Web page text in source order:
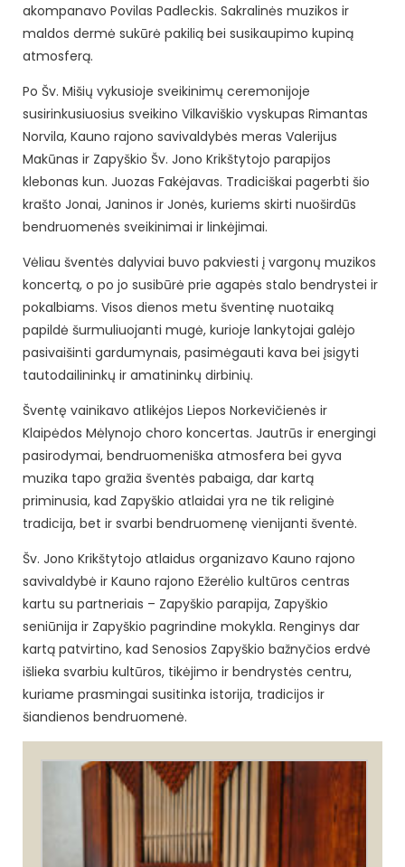
akompanavo Povilas Padleckis. Sakralinės muzikos ir
maldos dermė sukūrė pakilią bei susikaupimo kupiną
atmosferą.
Po Šv. Mišių vykusioje sveikinimų ceremonijoje
susirinkusiuosius sveikino Vilkaviškio vyskupas Rimantas
Norvila, Kauno rajono savivaldybės meras Valerijus
Makūnas ir Zapyškio Šv. Jono Krikštytojo parapijos
klebonas kun. Juozas Fakėjavas. Tradiciškai pagerbti šio
krašto Jonai, Janinos ir Jonės, kuriems skirti nuoširdūs
bendruomenės sveikinimai ir linkėjimai.
Vėliau šventės dalyviai buvo pakviesti į vargonų muzikos
koncertą, o po jo susibūrė prie agapės stalo bendrystei ir
pokalbiams. Visos dienos metu šventinę nuotaiką
papildė šurmuliuojanti mugė, kurioje lankytojai galėjo
pasivaišinti gardumynais, pasimėgauti kava bei įsigyti
tautodailininkų ir amatininkų dirbinių.
Šventę vainikavo atlikėjos Liepos Norkevičienės ir
Klaipėdos Mėlynojo choro koncertas. Jautrūs ir energingi
pasirodymai, bendruomeniška atmosfera bei gyva
muzika tapo gražia šventės pabaiga, dar kartą
priminusia, kad Zapyškio atlaidai yra ne tik religinė
tradicija, bet ir svarbi bendruomenę vienijanti šventė.
Šv. Jono Krikštytojo atlaidus organizavo Kauno rajono
savivaldybė ir Kauno rajono Ežerėlio kultūros centras
kartu su partneriais – Zapyškio parapija, Zapyškio
seniūnija ir Zapyškio pagrindine mokykla. Renginys dar
kartą patvirtino, kad Senosios Zapyškio bažnyčios erdvė
išlieka svarbiu kultūros, tikėjimo ir bendrystės centru,
kuriame prasmingai susitinka istorija, tradicijos ir
šiandienos bendruomenė.